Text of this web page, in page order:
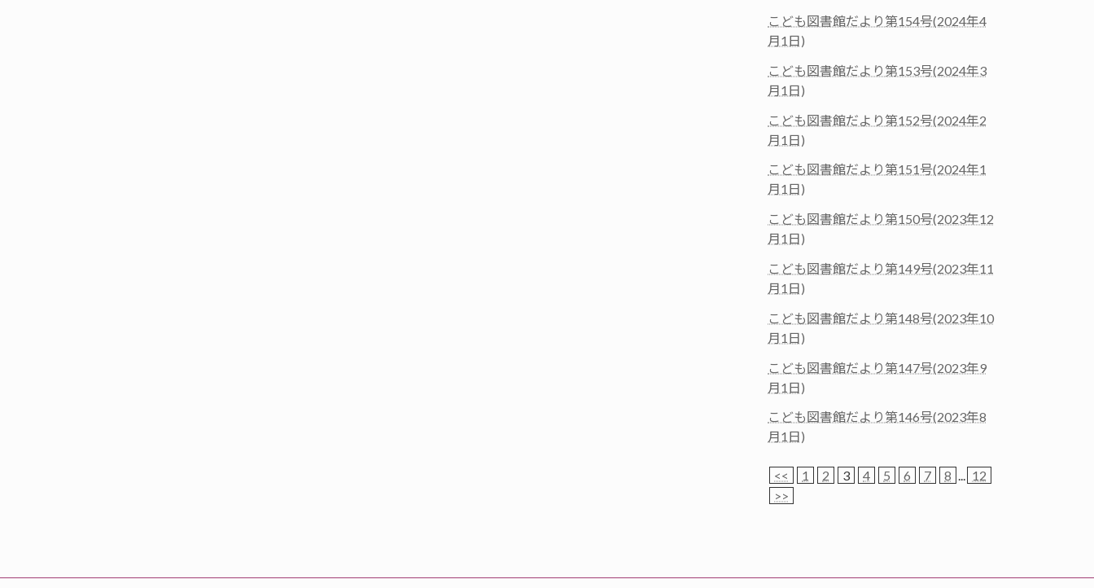
こども図書館だより第154号(2024年4
月1日)
こども図書館だより第153号(2024年3
月1日)
こども図書館だより第152号(2024年2
月1日)
こども図書館だより第151号(2024年1
月1日)
こども図書館だより第150号(2023年12
月1日)
こども図書館だより第149号(2023年11
月1日)
こども図書館だより第148号(2023年10
月1日)
こども図書館だより第147号(2023年9
月1日)
こども図書館だより第146号(2023年8
月1日)
<< 1 2 3 4 5 6 7 8 ... 12
>>